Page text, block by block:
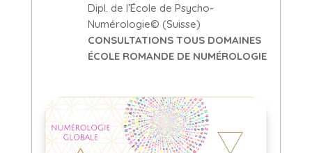
Dipl. de l’École de Psycho-
Numérologie© (Suisse)
CONSULTATIONS TOUS DOMAINES
ÉCOLE ROMANDE DE NUMÉROLOGIE